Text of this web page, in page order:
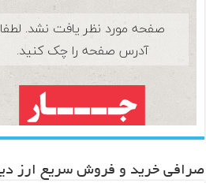
صرافی خرید و فروش سریع ارز